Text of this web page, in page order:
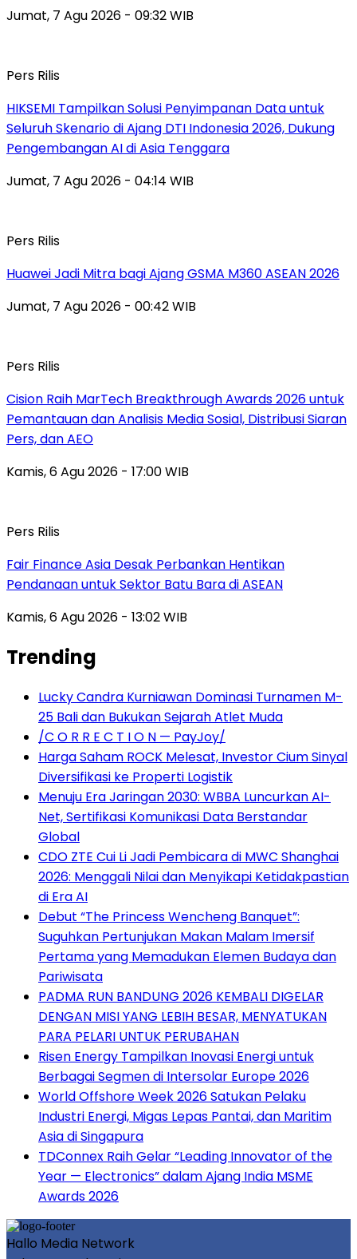
Jumat, 7 Agu 2026 - 09:32 WIB
Pers Rilis
HIKSEMI Tampilkan Solusi Penyimpanan Data untuk
Seluruh Skenario di Ajang DTI Indonesia 2026, Dukung
Pengembangan AI di Asia Tenggara
Jumat, 7 Agu 2026 - 04:14 WIB
Pers Rilis
Huawei Jadi Mitra bagi Ajang GSMA M360 ASEAN 2026
Jumat, 7 Agu 2026 - 00:42 WIB
Pers Rilis
Cision Raih MarTech Breakthrough Awards 2026 untuk
Pemantauan dan Analisis Media Sosial, Distribusi Siaran
Pers, dan AEO
Kamis, 6 Agu 2026 - 17:00 WIB
Pers Rilis
Fair Finance Asia Desak Perbankan Hentikan
Pendanaan untuk Sektor Batu Bara di ASEAN
Kamis, 6 Agu 2026 - 13:02 WIB
Trending
Lucky Candra Kurniawan Dominasi Turnamen M-
25 Bali dan Bukukan Sejarah Atlet Muda
/C O R R E C T I O N — PayJoy/
Harga Saham ROCK Melesat, Investor Cium Sinyal
Diversifikasi ke Properti Logistik
Menuju Era Jaringan 2030: WBBA Luncurkan AI-
Net, Sertifikasi Komunikasi Data Berstandar
Global
CDO ZTE Cui Li Jadi Pembicara di MWC Shanghai
2026: Menggali Nilai dan Menyikapi Ketidakpastian
di Era AI
Debut “The Princess Wencheng Banquet”:
Suguhkan Pertunjukan Makan Malam Imersif
Pertama yang Memadukan Elemen Budaya dan
Pariwisata
PADMA RUN BANDUNG 2026 KEMBALI DIGELAR
DENGAN MISI YANG LEBIH BESAR, MENYATUKAN
PARA PELARI UNTUK PERUBAHAN
Risen Energy Tampilkan Inovasi Energi untuk
Berbagai Segmen di Intersolar Europe 2026
World Offshore Week 2026 Satukan Pelaku
Industri Energi, Migas Lepas Pantai, dan Maritim
Asia di Singapura
TDConnex Raih Gelar “Leading Innovator of the
Year — Electronics” dalam Ajang India MSME
Awards 2026
Hallo Media Network